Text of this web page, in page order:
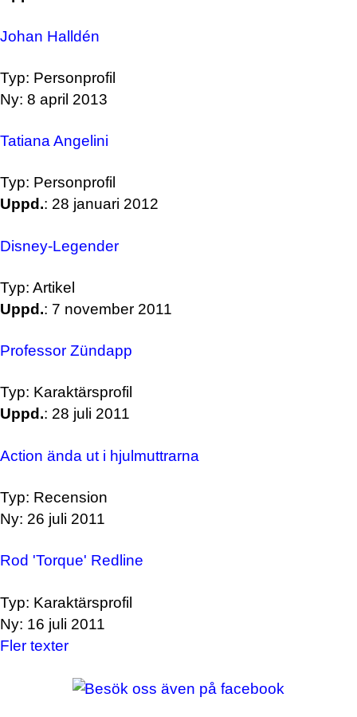
Johan Halldén
Typ: Personprofil
Ny: 8 april 2013
Tatiana Angelini
Typ: Personprofil
Uppd.: 28 januari 2012
Disney-Legender
Typ: Artikel
Uppd.: 7 november 2011
Professor Zündapp
Typ: Karaktärsprofil
Uppd.: 28 juli 2011
Action ända ut i hjulmuttrarna
Typ: Recension
Ny: 26 juli 2011
Rod 'Torque' Redline
Typ: Karaktärsprofil
Ny: 16 juli 2011
Fler texter